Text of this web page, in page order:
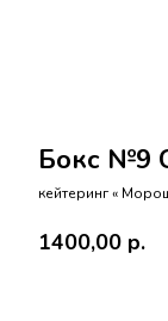
Бокс
кейтеринг «
1400,00 р.